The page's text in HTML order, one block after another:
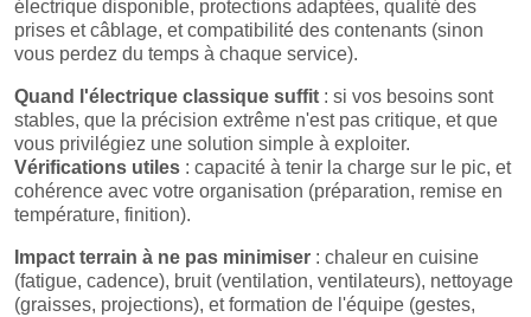
électrique disponible, protections adaptées, qualité des
prises et câblage, et compatibilité des contenants (sinon
vous perdez du temps à chaque service).
Quand l'électrique classique suffit : si vos besoins sont
stables, que la précision extrême n'est pas critique, et que
vous privilégiez une solution simple à exploiter.
Vérifications utiles : capacité à tenir la charge sur le pic, et
cohérence avec votre organisation (préparation, remise en
température, finition).
Impact terrain à ne pas minimiser : chaleur en cuisine
(fatigue, cadence), bruit (ventilation, ventilateurs), nettoyage
(graisses, projections), et formation de l'équipe (gestes,